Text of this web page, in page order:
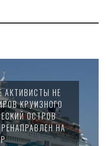
АКТИВИСТЫ НЕ
КРУИЗНОГО
ОСТРОВ
НА